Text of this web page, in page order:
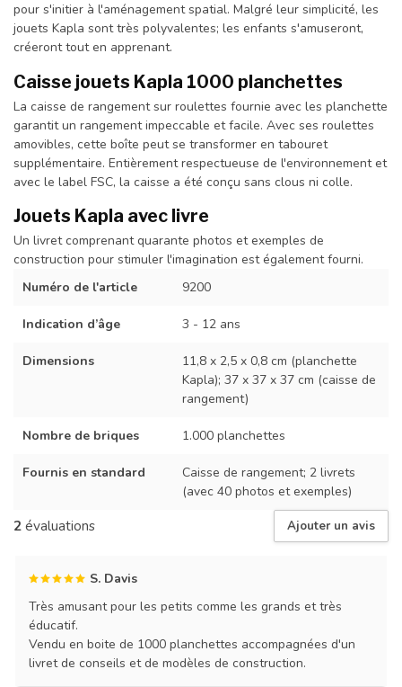
pour s'initier à l'aménagement spatial. Malgré leur simplicité, les
jouets Kapla sont très polyvalentes; les enfants s'amuseront,
créeront tout en apprenant.
Caisse jouets Kapla 1000 planchettes
La caisse de rangement sur roulettes fournie avec les planchette
garantit un rangement impeccable et facile. Avec ses roulettes
amovibles, cette boîte peut se transformer en tabouret
supplémentaire. Entièrement respectueuse de l'environnement et
avec le label FSC, la caisse a été conçu sans clous ni colle.
Jouets Kapla avec livre
Un livret comprenant quarante photos et exemples de
construction pour stimuler l'imagination est également fourni.
Numéro de l'article
9200
Indication d’âge 3 - 12 ans
Dimensions
11,8 x 2,5 x 0,8 cm (planchette
Kapla); 37 x 37 x 37 cm (caisse de
rangement)
Nombre de briques 1.000 planchettes
Fournis en standard
Caisse de rangement; 2 livrets
(avec 40 photos et exemples)
2évaluations Ajouter un avis
S. Davis
Très amusant pour les petits comme les grands et très
éducatif.
Vendu en boite de 1000 planchettes accompagnées d'un
livret de conseils et de modèles de construction.